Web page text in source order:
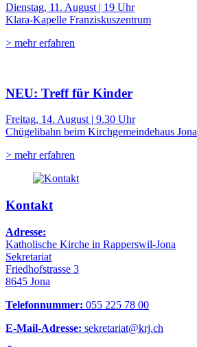
Dienstag, 11. August | 19 Uhr
Klara-Kapelle Franziskuszentrum
> mehr erfahren
NEU: Treff für Kinder
Freitag, 14. August | 9.30 Uhr
Chügelibahn beim Kirchgemeindehaus Jona
> mehr erfahren
Kontakt
Adresse:
Katholische Kirche in Rapperswil-Jona
Sekretariat
Friedhofstrasse 3
8645 Jona
Telefonnummer: 055 225 78 00
E-Mail-Adresse: sekretariat@krj.ch